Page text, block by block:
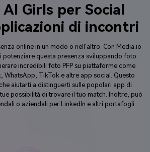
Girls per Social
di incontri
online in un modo o nell'altro. Con Media.io
potenziare questa presenza sviluppando foto
incredibili foto PFP su piattaforme come
WhatsApp, TikTok e altre app social. Questo
aiutarti a distinguerti sulle popolari app di
possibilità di trovare il tuo match. Inoltre, può
o aziendali per LinkedIn e altri portafogli.